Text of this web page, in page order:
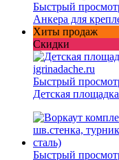
Быстрый
Анкера для
Хиты продаж
Скидки
Быстрый
Детская
Быстрый